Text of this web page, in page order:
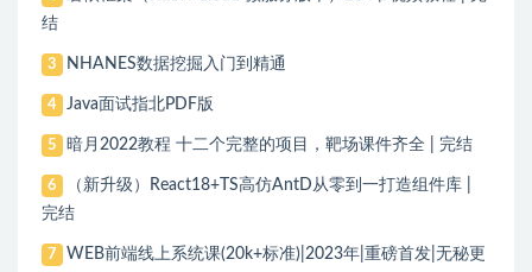
结
3 NHANES数据挖掘入门到精通
4 Java面试指北PDF版
5 暗月2022教程 十二个完整的项目，靶场课件齐全 | 完结
6
（新升级）React18+TS高仿AntD从零到一打造组件库 |
完结
7
WEB前端线上系统课(20k+标准)|2023年|重磅首发|无秘更